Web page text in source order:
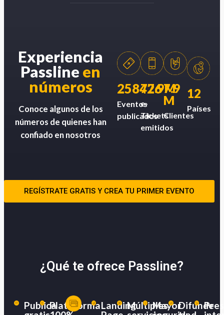
Experiencia
Passline en
números
Conoce algunos de los
números de quienes han
confiado en nosotros
258426
Eventos
publicados
77.9M
e-
Tickets
emitidos
7.9
M
Clientes
12
Países
REGÍSTRATE GRATIS Y CREA TU PRIMER EVENTO
¿Qué te ofrece Passline?
PublicaPlataformaLandingMúltiplesMayorDifunde